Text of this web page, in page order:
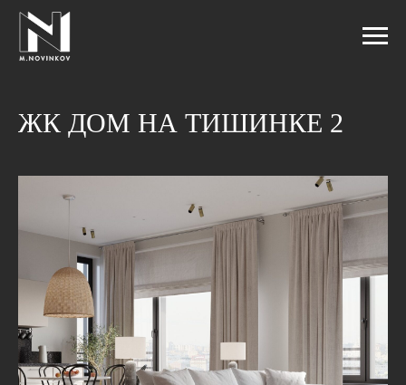
ЖК ДОМ НА ТИШИНКЕ 2